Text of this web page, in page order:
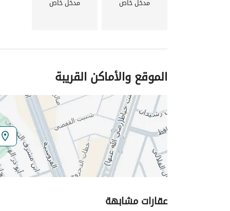
مدخل خاص مدخل خاص
الموقع والأماكن القريبة
عقارات مشابهة